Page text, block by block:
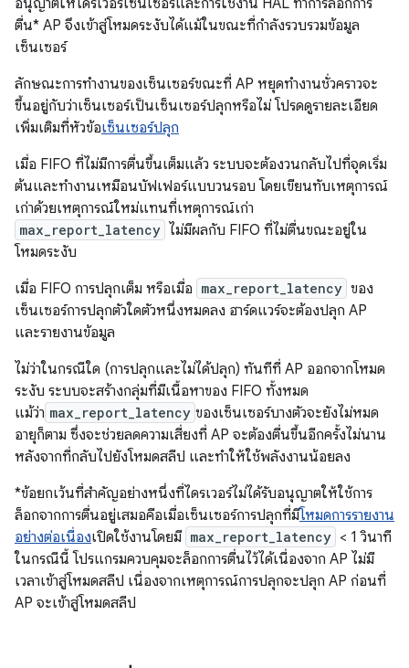
อนุญาตให้ไดรเวอร์เซ็นเซอร์และการใช้งาน HAL ทำการล็อกการ
ตื่น* AP จึงเข้าสู่โหมดระงับได้แม้ในขณะที่กำลังรวบรวมข้อมูล
เซ็นเซอร์
ลักษณะการทำงานของเซ็นเซอร์ขณะที่ AP หยุดทำงานชั่วคราวจะ
ขึ้นอยู่กับว่าเซ็นเซอร์เป็นเซ็นเซอร์ปลุกหรือไม่ โปรดดูรายละเอียด
เพิ่มเติมที่หัวข้อเซ็นเซอร์ปลุก
เมื่อ FIFO ที่ไม่มีการตื่นขึ้นเต็มแล้ว ระบบจะต้องวนกลับไปที่จุดเริ่ม
ต้นและทํางานเหมือนบัฟเฟอร์แบบวนรอบ โดยเขียนทับเหตุการณ์
เก่าด้วยเหตุการณ์ใหม่แทนที่เหตุการณ์เก่า
max_report_latency ไม่มีผลกับ FIFO ที่ไม่ตื่นขณะอยู่ใน
โหมดระงับ
เมื่อ FIFO การปลุกเต็ม หรือเมื่อ max_report_latency ของ
เซ็นเซอร์การปลุกตัวใดตัวหนึ่งหมดลง ฮาร์ดแวร์จะต้องปลุก AP
และรายงานข้อมูล
ไม่ว่าในกรณีใด (การปลุกและไม่ได้ปลุก) ทันทีที่ AP ออกจากโหมด
ระงับ ระบบจะสร้างกลุ่มที่มีเนื้อหาของ FIFO ทั้งหมด
แม้ว่า max_report_latency ของเซ็นเซอร์บางตัวจะยังไม่หมด
อายุก็ตาม ซึ่งจะช่วยลดความเสี่ยงที่ AP จะต้องตื่นขึ้นอีกครั้งไม่นาน
หลังจากที่กลับไปยังโหมดสลีป และทำให้ใช้พลังงานน้อยลง
*ข้อยกเว้นที่สำคัญอย่างหนึ่งที่ไดรเวอร์ไม่ได้รับอนุญาตให้ใช้การ
ล็อกจากการตื่นอยู่เสมอคือเมื่อเซ็นเซอร์การปลุกที่มีโหมดการรายงาน
อย่างต่อเนื่องเปิดใช้งานโดยมี max_report_latency < 1 วินาที
ในกรณีนี้ โปรแกรมควบคุมจะล็อกการตื่นไว้ได้เนื่องจาก AP ไม่มี
เวลาเข้าสู่โหมดสลีป เนื่องจากเหตุการณ์การปลุกจะปลุก AP ก่อนที่
AP จะเข้าสู่โหมดสลีป